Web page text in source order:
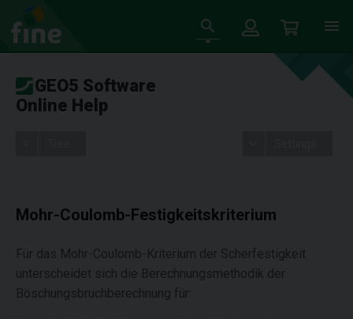
GEO5 Software
Online Help
Mohr-Coulomb-Festigkeitskriterium
Für das Mohr-Coulomb-Kriterium der Scherfestigkeit
unterscheidet sich die Berechnungsmethodik der
Böschungsbruchberechnung für: